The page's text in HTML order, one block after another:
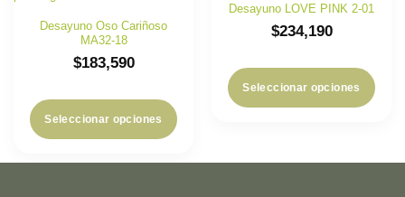
Desayuno Oso Cariñoso
MA32-18
$183,590
Seleccionar opciones
Desayuno LOVE PINK 2-01
$234,190
Seleccionar opciones